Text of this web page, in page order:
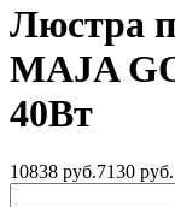
Люстра
MAJA
40Вт
10838 руб.7130 руб.